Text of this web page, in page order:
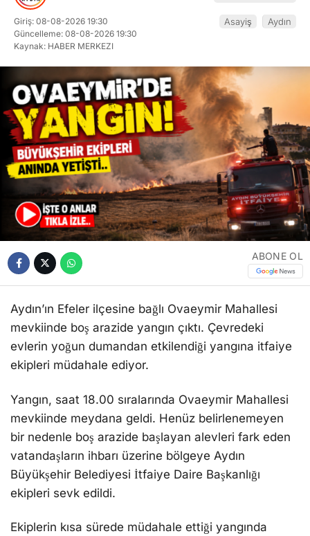
Giriş: 08-08-2026 19:30
Güncelleme: 08-08-2026 19:30
Kaynak: HABER MERKEZI
Asayiş Aydın
ABONE OL
Aydın’ın Efeler ilçesine bağlı Ovaeymir Mahallesi
mevkiinde boş arazide yangın çıktı. Çevredeki
evlerin yoğun dumandan etkilendiği yangına itfaiye
ekipleri müdahale ediyor.
Yangın, saat 18.00 sıralarında Ovaeymir Mahallesi
mevkiinde meydana geldi. Henüz belirlenemeyen
bir nedenle boş arazide başlayan alevleri fark eden
vatandaşların ihbarı üzerine bölgeye Aydın
Büyükşehir Belediyesi İtfaiye Daire Başkanlığı
ekipleri sevk edildi.
Ekiplerin kısa sürede müdahale ettiği yangında